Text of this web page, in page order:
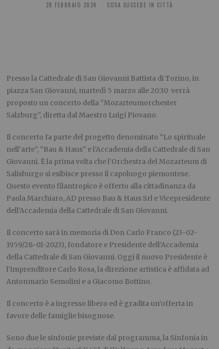
28 FEBBRAIO 2024 COSA SUCCEDE IN CITTÀ
Presso la Cattedrale di San Giovanni Battista di Torino, in
piazza San Giovanni, martedì 5 marzo alle 20:30 verrà
proposto un concerto della “Mozarteumorchester
Salzburg”, diretta dal Maestro Luigi Piovano.
Il concerto fa parte del progetto denominato “Lo spirituale
nell’arte”, “Bau & Haus” e l’Accademia della Cattedrale di San
Giovanni. È la prima volta che l’Orchestra del Mozarteum di
Salisburgo si esibisce presso il capoluogo piemontese.
Questo evento filantropico è offerto alla cittadinanza da
Paola Marchiaro, AD presso Bau & Haus Srl e Vicepresidente
dell’Accademia della Cattedrale di San Giovanni.
Il concerto sarà in memoria di Don Carlo Franco (23-02-
1959/28-01-2023), fondatore e Presidente dell’Accademia
della Cattedrale di San Giovanni. Oggi il nuovo Presidente è
l’imprenditore Carlo Rosa, la direzione artistica è affidata ad
Antonmario Semolini e a Giacomo Bottino.
Il concerto è a ingresso libero ed è gradita un’offerta in
favore delle famiglie bisognose.
Sono due le sinfonie previste dal programma, la Sinfonia in